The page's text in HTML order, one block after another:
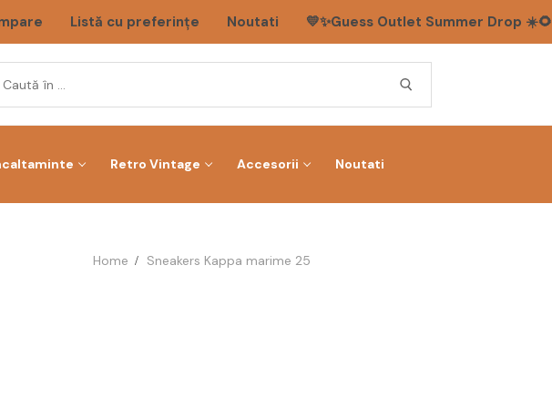
Listă cu preferințe Noutati 💛✨Guess Outlet Summer Drop ☀️🌻
Retro Vintage Accesorii Noutati
Home Sneakers Kappa marime 25